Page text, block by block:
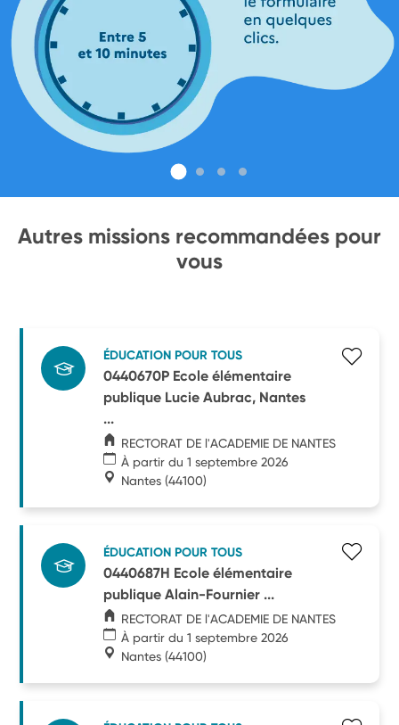
Autres missions recommandées pour
vous
ÉDUCATION POUR TOUS
0440670P Ecole élémentaire
publique Lucie Aubrac, Nantes
...
RECTORAT DE l'ACADEMIE DE NANTES
À partir du 1 septembre 2026
Nantes (44100)
ÉDUCATION POUR TOUS
0440687H Ecole élémentaire
publique Alain-Fournier ...
RECTORAT DE l'ACADEMIE DE NANTES
À partir du 1 septembre 2026
Nantes (44100)